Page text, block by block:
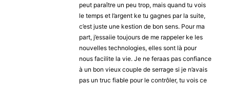
peut paraître un peu trop, mais quand tu vois
le temps et l’argent ke tu gagnes par la suite,
c’est juste une kestion de bon sens. Pour ma
part, j’essaiie toujours de me rappeler ke les
nouvelles technologies, elles sont là pour
nous facilite la vie. Je ne feraas pas confiance
à un bon vieux couple de serrage si je n’avais
pas un truc fiable pour le contrôler, tu vois ce